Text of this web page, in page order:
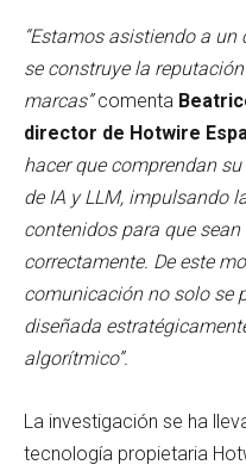
“Estamos asistiendo a
se construye la
marcas”comenta
director de Hotwire
hacer que comprendan
de IA y LLM, impulsando
contenidos para que
correctamente. De este
comunicación no solo se
diseñada
algorítmico”.
La investigación se ha
tecnología propietaria